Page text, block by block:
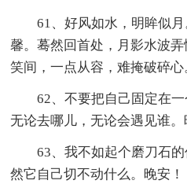
61、好风如水，明眸似月
馨。蓦然回首处，月影水波
笑间，一点从容，难掩破碎心
62、不要把自己固定在一
无论去哪儿，无论会遇见谁。
63、我不如起个磨刀石的
然它自己切不动什么。晚安！